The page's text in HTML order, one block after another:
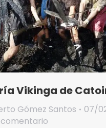
Vikinga de
Gómez Santos
07/
comentario